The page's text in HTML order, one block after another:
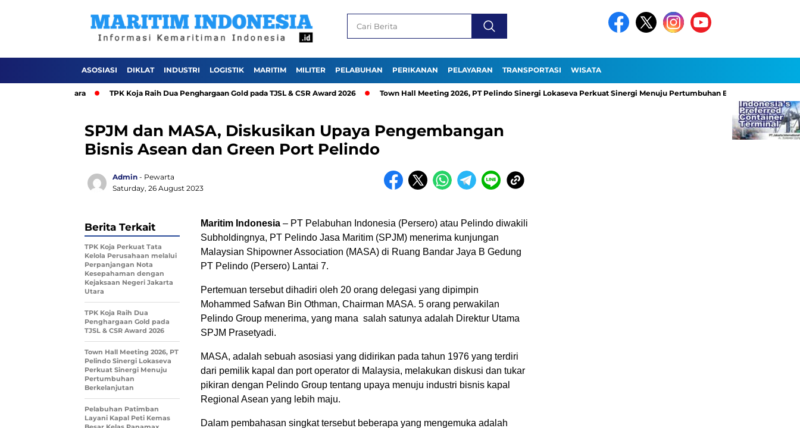
ASOSIASI DIKLAT INDUSTRI LOGISTIK MARITIM MILITER PELABUHAN PERIKANAN PELAYARAN TRANSPORTASI WISATA
TPK Koja Raih Dua Penghargaan Gold pada TJSL & CSR Award 2026 Town Hall Meeting 2026, PT Pelindo Sinergi Lokaseva Perkuat Sinergi Menuju Pertumbuhan Berkelanjutan
SPJM dan MASA, Diskusikan Upaya Pengembangan
Bisnis Asean dan Green Port Pelindo
Admin - Pewarta
Saturday, 26 August 2023
Maritim Indonesia – PT Pelabuhan Indonesia (Persero) atau Pelindo diwakili
Subholdingnya, PT Pelindo Jasa Maritim (SPJM) menerima kunjungan
Malaysian Shipowner Association (MASA) di Ruang Bandar Jaya B Gedung
PT Pelindo (Persero) Lantai 7.
Pertemuan tersebut dihadiri oleh 20 orang delegasi yang dipimpin
Mohammed Safwan Bin Othman, Chairman MASA. 5 orang perwakilan
Pelindo Group menerima, yang mana salah satunya adalah Direktur Utama
SPJM Prasetyadi.
MASA, adalah sebuah asosiasi yang didirikan pada tahun 1976 yang terdiri
dari pemilik kapal dan port operator di Malaysia, melakukan diskusi dan tukar
pikiran dengan Pelindo Group tentang upaya menuju industri bisnis kapal
Regional Asean yang lebih maju.
Dalam pembahasan singkat tersebut beberapa yang mengemuka adalah
Berita Terkait
TPK Koja Perkuat Tata
Kelola Perusahaan melalui
Perpanjangan Nota
Kesepahaman dengan
Kejaksaan Negeri Jakarta
Utara
TPK Koja Raih Dua
Penghargaan Gold pada
TJSL & CSR Award 2026
Town Hall Meeting 2026, PT
Pelindo Sinergi Lokaseva
Perkuat Sinergi Menuju
Pertumbuhan
Berkelanjutan
Pelabuhan Patimban
Layani Kapal Peti Kemas